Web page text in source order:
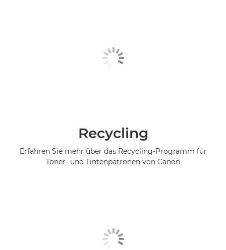
Recycling
Erfahren Sie mehr über das Recycling-Programm für
Toner- und Tintenpatronen von Canon